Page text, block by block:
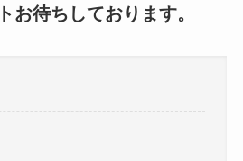
お待ちしております。